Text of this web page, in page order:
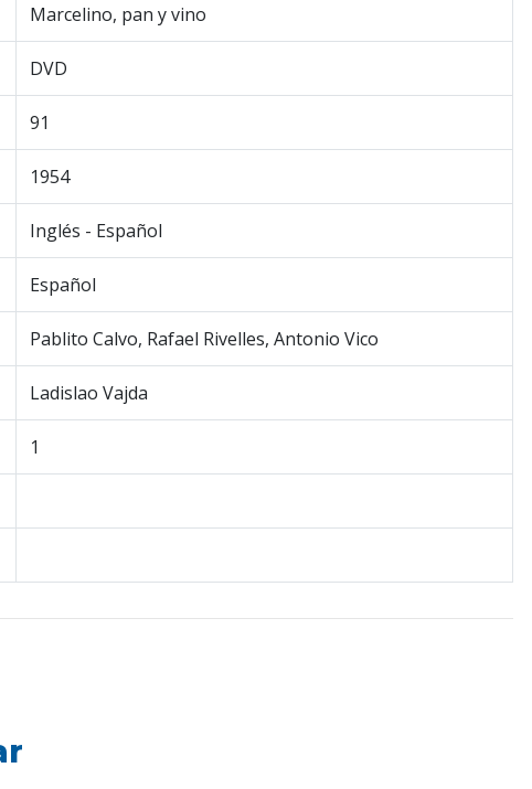
Marcelino, pan y vino
DVD
91
1954
Inglés - Español
Español
Pablito Calvo, Rafael Rivelles, Antonio Vico
Ladislao Vajda
1